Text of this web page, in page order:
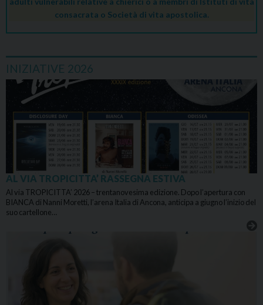
consacrata o Società di vita apostolica.
INIZIATIVE 2026
AL VIA TROPICITTA’ RASSEGNA ESTIVA
Al via TROPICITTA’ 2026 – trentanovesima edizione. Dopo l’apertura con
BIANCA di Nanni Moretti, l’arena Italia di Ancona, anticipa a giugno l’inizio del
suo cartellone…